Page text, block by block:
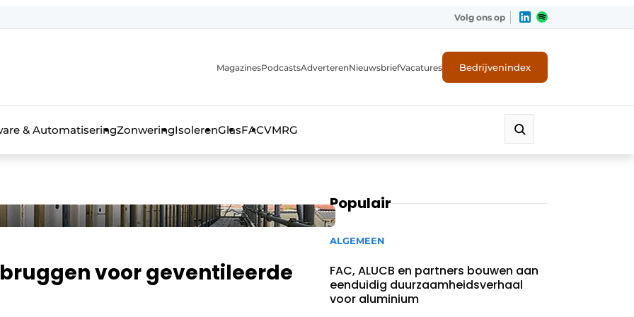
glas & daken
Volg ons op
MagazinesPodcastsAdverterenNieuwsbriefVacatures Bedrijvenindex
& AutomatiseringZonweringIsolerenGlasFACVMRG
voor geventileerde
Populair
ALGEMEEN
FAC, ALUCB en partners bouwen aan
eenduidig duurzaamheidsverhaal
voor aluminium